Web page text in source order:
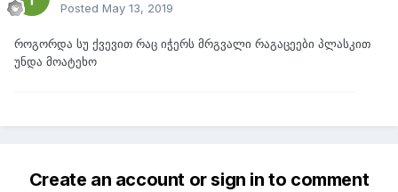
Posted May 13, 2019
როგორდა სუ ქვევით რაც იჭერს მრგვალი რაგაცეები პლასკით
უნდა მოატეხო
Create an account or sign in to comment